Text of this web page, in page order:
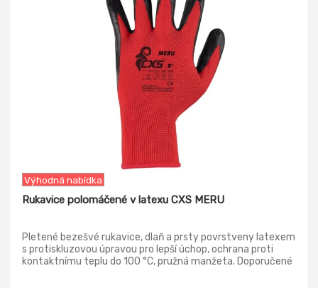
Výhodná nabídka
Rukavice polomáčené v latexu CXS MERU
Pletené bezešvé rukavice, dlaň a prsty povrstveny latexem
s protiskluzovou úpravou pro lepší úchop, ochrana proti
kontaktnímu teplu do 100 °C, pružná manžeta. Doporučené